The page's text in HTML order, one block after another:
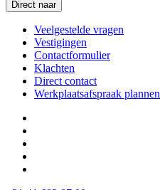
Direct naar
Veelgestelde vragen
Vestigingen
Contactformulier
Klachten
Direct contact
Werkplaatsafspraak plannen